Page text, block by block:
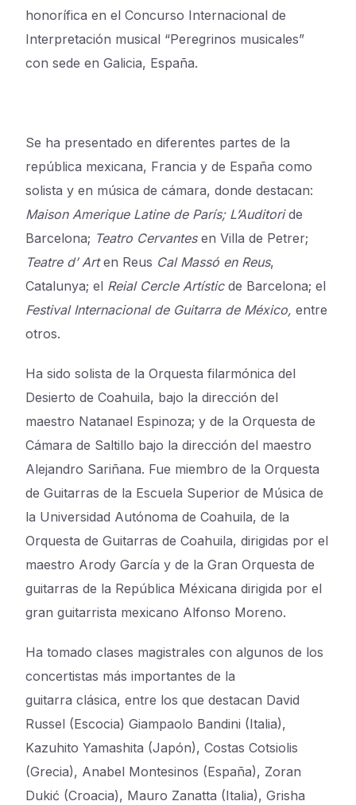
honorífica en el Concurso Internacional de
Interpretación musical “Peregrinos musicales”
con sede en Galicia, España.
Se ha presentado en diferentes partes de la
república mexicana, Francia y de España como
solista y en música de cámara, donde destacan:
Maison Amerique Latine de París; L’Auditoride
Barcelona; Teatro Cervantes en Villa de Petrer;
Teatre d’ Arten Reus Cal Massó en Reus,
Catalunya; el Reial Cercle Artístic de Barcelona; el
Festival Internacional de Guitarra de México, entre
otros.
Ha sido solista de la Orquesta filarmónica del
Desierto de Coahuila, bajo la dirección del
maestro Natanael Espinoza; y de la Orquesta de
Cámara de Saltillo bajo la dirección del maestro
Alejandro Sariñana. Fue miembro de la Orquesta
de Guitarras de la Escuela Superior de Música de
la Universidad Autónoma de Coahuila, de la
Orquesta de Guitarras de Coahuila, dirigidas por el
maestro Arody García y de la Gran Orquesta de
guitarras de la República Méxicana dirigida por el
gran guitarrista mexicano Alfonso Moreno.
Ha tomado clases magistrales con algunos de los
concertistas más importantes de la
guitarra clásica, entre los que destacan David
Russel (Escocia) Giampaolo Bandini (Italia),
Kazuhito Yamashita (Japón), Costas Cotsiolis
(Grecia), Anabel Montesinos (España), Zoran
Dukić (Croacia), Mauro Zanatta (Italia), Grisha